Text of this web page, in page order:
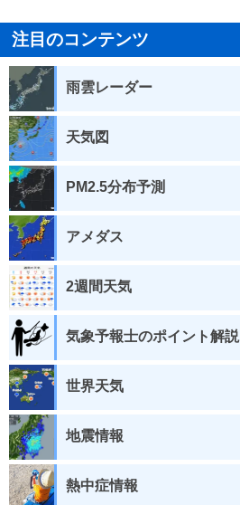
注目のコンテンツ
雨雲レーダー
天気図
PM2.5分布予測
アメダス
2週間天気
気象予報士のポイント解説
世界天気
地震情報
熱中症情報